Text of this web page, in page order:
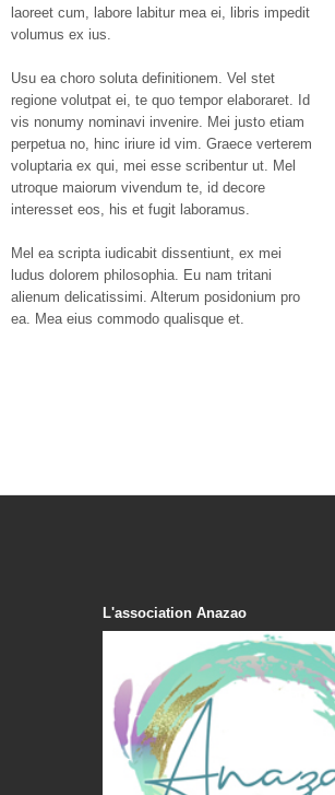
laoreet cum, labore labitur mea ei, libris impedit
volumus ex ius.
Usu ea choro soluta definitionem. Vel stet
regione volutpat ei, te quo tempor elaboraret. Id
vis nonumy nominavi invenire. Mei justo etiam
perpetua no, hinc iriure id vim. Graece verterem
voluptaria ex qui, mei esse scribentur ut. Mel
utroque maiorum vivendum te, id decore
interesset eos, his et fugit laboramus.
Mel ea scripta iudicabit dissentiunt, ex mei
ludus dolorem philosophia. Eu nam tritani
alienum delicatissimi. Alterum posidonium pro
ea. Mea eius commodo qualisque et.
L'association Anazao